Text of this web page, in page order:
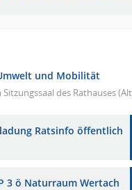
und Mobilität
Sitzungssaal des Rathauses
Ratsinfo öffentlich
3 ö Naturraum Wertach